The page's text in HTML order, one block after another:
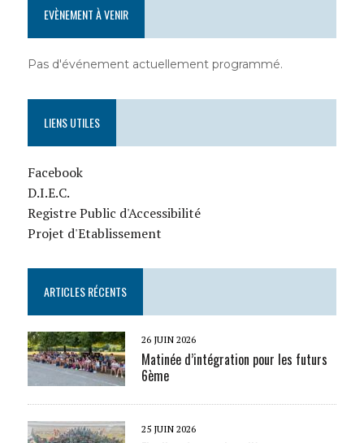
EVÈNEMENT À VENIR
Pas d'événement actuellement programmé.
LIENS UTILES
Facebook
D.I.E.C.
Registre Public d'Accessibilité
Projet d'Etablissement
ARTICLES RÉCENTS
26 JUIN 2026
Matinée d’intégration pour les futurs
6ème
25 JUIN 2026